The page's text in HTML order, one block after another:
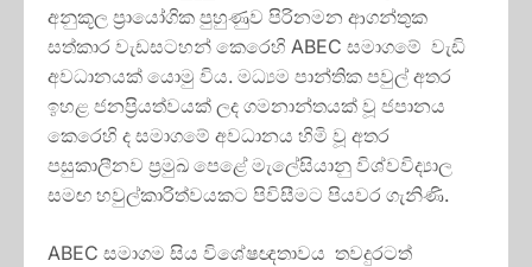
අනුකූල ප්‍රායෝගික පුහුණුව පිරිනමන ආගන්තුක
සත්කාර වැඩසටහන් කෙරෙහි ABEC සමාගමේ වැඩි
අවධානයක් යොමු විය. මධ්‍යම පාන්තික පවුල් අතර
ඉහළ ජනප්‍රියත්වයක් ලද ගමනාන්තයක් වූ ජපානය
කෙරෙහි ද සමාගමේ අවධානය හිමි වූ අතර
පසුකාලීනව ප්‍රමුඛ පෙළේ මැලේසියානු විශ්වවිද්‍යාල
සමඟ හවුල්කාරිත්වයකට පිවිසීමට පියවර ගැනිණි.
ABEC සමාගම සිය විශේෂඥතාවය තවදුරටත්